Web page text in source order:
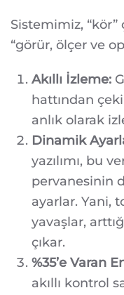
Sistemimiz,
“görür, ölçer ve
Akıllı İzleme:
hattından
anlık olarak
Dinamik
yazılımı, bu
pervanesinin
ayarlar. Yani,
yavaşlar,
çıkar.
%35’e Varan
akıllı kontrol